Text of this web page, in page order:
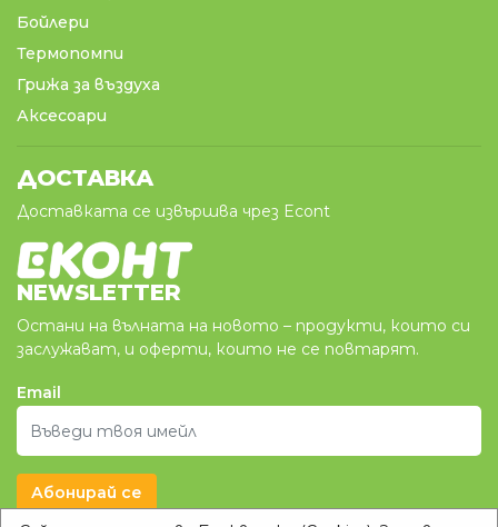
Бойлери
Термопомпи
Грижа за въздуха
Аксесоари
ДОСТАВКА
Доставката се извършва чрез Econt
NEWSLETTER
Остани на вълната на новото – продукти, които си
заслужават, и оферти, които не се повтарят.
Email
Абонирай се